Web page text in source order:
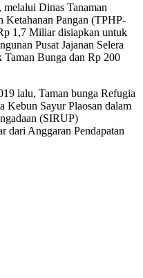
Dinas Tanaman
Ketahanan Pangan (TPHP-
1,7 Miliar disiapkan untuk
Pusat Jajanan Selera
Taman Bunga dan Rp 200
lalu, Taman bunga Refugia
Kebun Sayur Plaosan dalam
(SIRUP)
dari Anggaran Pendapatan